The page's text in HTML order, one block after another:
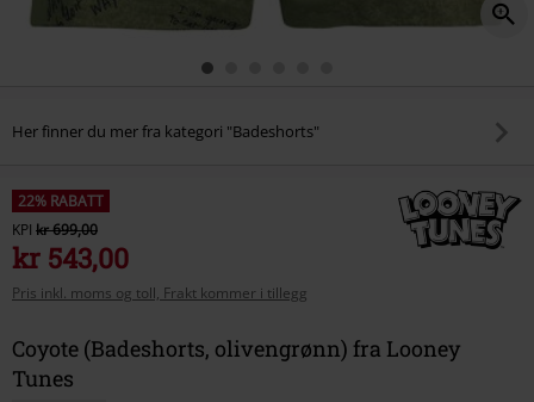
Her finner du mer fra kategori "Badeshorts"
22% RABATT
KPI kr 699,00
kr 543,00
Pris inkl. moms og toll, Frakt kommer i tillegg
Coyote (Badeshorts, olivengrønn) fra Looney
Tunes